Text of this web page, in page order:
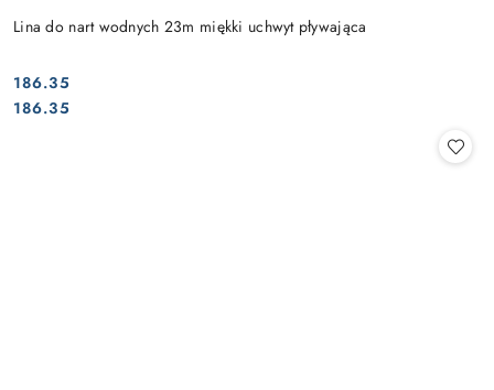
Lina do nart wodnych 23m miękki uchwyt pływająca
Cena:
186.35
Cena:
186.35